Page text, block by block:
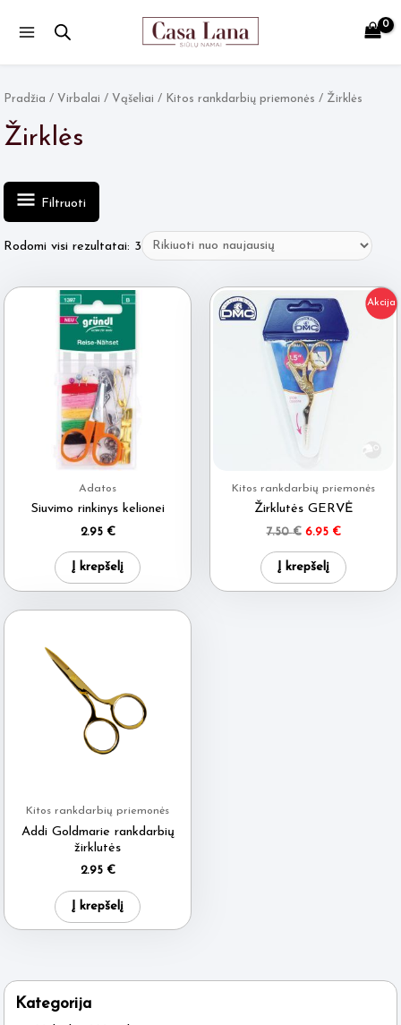
Kategorija
Pradžia / Virbalai / Vąšeliai / Kitos rankdarbių priemonės / Žirklės
Žirklės
Filtruoti
Rodomi visi rezultatai: 3Rūšiuojama
naujausią
Adatos
Siuvimo rinkinys kelionei
2.95 €
Į krepšelį
Akcija
Kitos rankdarbių priemonės
Žirklutės GERVĖ
7.50€ Original
was:
7.50 €.
6.95 €Current
is:
6.95 €.
Į krepšelį
Kitos rankdarbių priemonės
Addi Goldmarie rankdarbių
žirklutės
2.95 €
Į krepšelį